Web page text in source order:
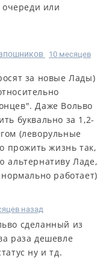
очереди или
10 месяцев
за новые Лады)
Даже Вольво
буквально за 1,2-
(леворульные
прожить жизнь так,
альтернативу Ладе,
работает)
назад
сделанный из
раза дешевле
ну и тд.